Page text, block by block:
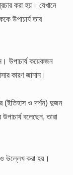
করা হয়। যেখানে
উপাচার্য তার
উপাচার্য কয়েকজন
কারণ জানান।
(ইতিহাস ও দর্শন) দুজন
বলেছেন, তারা
উল্লেখ করা হয়।